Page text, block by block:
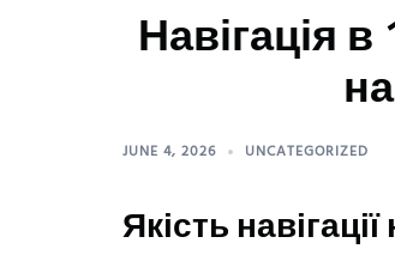
Навігація
JUNE 4, 2026 UNCATEGORIZED
Якість